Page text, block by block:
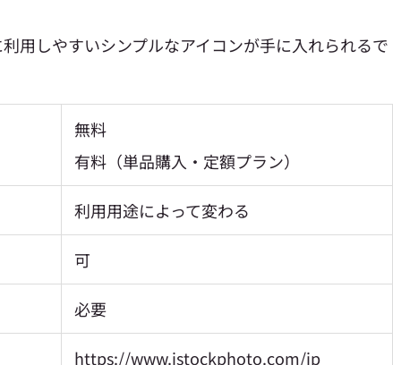
用しやすいシンプルなアイコンが手に入れられるで
無料
有料（単品購入・定額プラン）
利用用途によって変わる
可
必要
https://www.istockphoto.com/jp